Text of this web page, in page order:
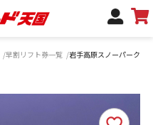
早割リフト券一覧 岩手高原スノーパーク